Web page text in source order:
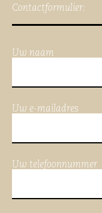
Contactformulier:
Uw naam
Uw e-mailadres
Uw telefoonnummer